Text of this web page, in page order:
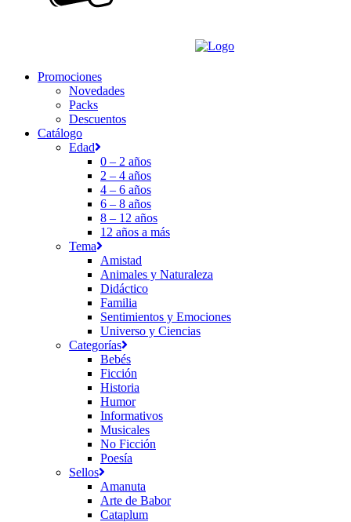
Promociones
Novedades
Packs
Descuentos
Catálogo
Edad
0 – 2 años
2 – 4 años
4 – 6 años
6 – 8 años
8 – 12 años
12 años a más
Tema
Amistad
Animales y Naturaleza
Didáctico
Familia
Sentimientos y Emociones
Universo y Ciencias
Categorías
Bebés
Ficción
Historia
Humor
Informativos
Musicales
No Ficción
Poesía
Sellos
Amanuta
Arte de Babor
Cataplum